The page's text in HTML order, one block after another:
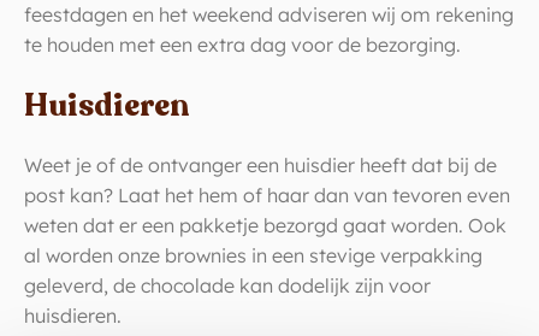
feestdagen en het weekend adviseren wij om rekening
te houden met een extra dag voor de bezorging.
Huisdieren
Weet je of de ontvanger een huisdier heeft dat bij de
post kan? Laat het hem of haar dan van tevoren even
weten dat er een pakketje bezorgd gaat worden. Ook
al worden onze brownies in een stevige verpakking
geleverd, de chocolade kan dodelijk zijn voor
huisdieren.